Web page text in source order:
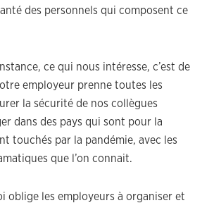
des personnels qui composent ce
ce qui nous intéresse, c’est de
employeur prenne toutes les
la sécurité de nos collègues
dans des pays qui sont pour la
touchés par la pandémie, avec les
que l’on connait.
oblige les employeurs à organiser et